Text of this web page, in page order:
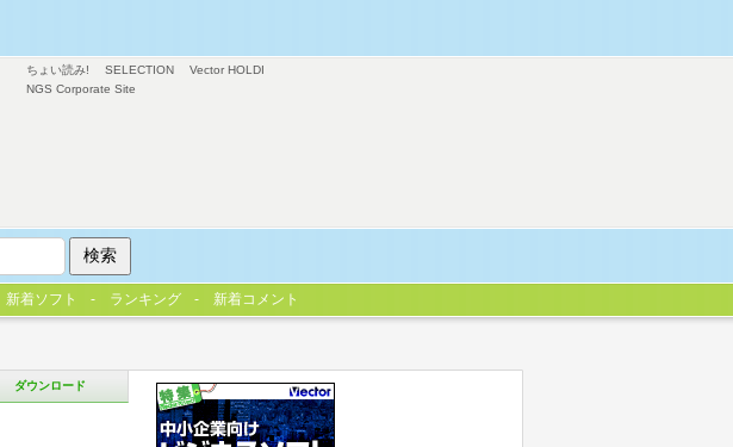
ダウンロード
ちょい読み! SELECTION
Vector HOLDI
NGS Corporate Site
新着ソフト ランキング 新着コメント